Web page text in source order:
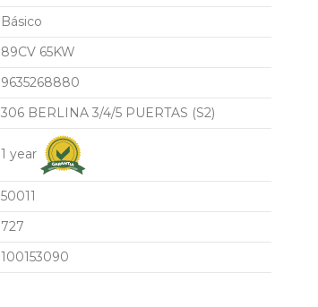
Básico
89CV 65KW
9635268880
306 BERLINA 3/4/5 PUERTAS (S2)
1 year
50011
727
100153090